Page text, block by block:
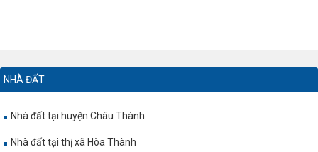
NHÀ ĐẤT
Nhà đất tại huyện Châu Thành
Nhà đất tại thị xã Hòa Thành